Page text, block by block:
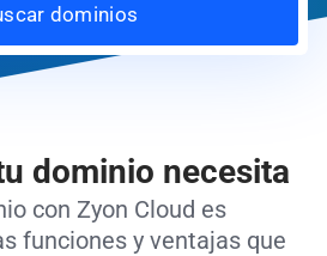
dominios
dominio necesita
con Zyon Cloud es
funciones y ventajas que